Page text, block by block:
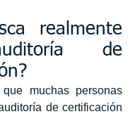
realmente
de
muchas personas
de certificación